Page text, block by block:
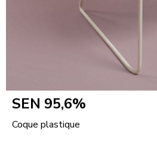
SEN 95,6%
Coque plastique